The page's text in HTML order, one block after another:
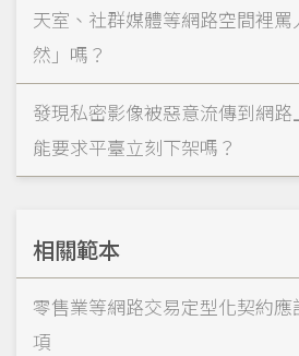
天室、社群媒體等網路空間裡
然」嗎？
發現私密影像被惡意流傳到網路
能要求平臺立刻下架嗎？
相關範本
零售業等網路交易定型化契約
項